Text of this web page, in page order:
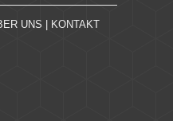
UNS | KONTAKT